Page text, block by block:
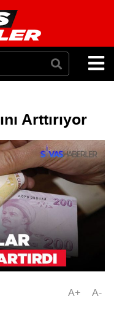
Arttırıyor
A+ A-